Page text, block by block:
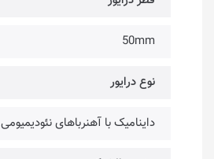
50mm
نوع درایور
داینامیک با آهنرباهای نئودیمیومی